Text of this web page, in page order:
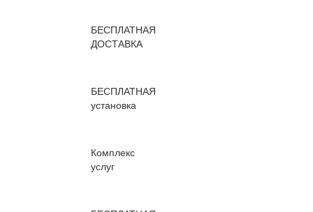
БЕСПЛАТНАЯ
ДОСТАВКА
БЕСПЛАТНАЯ
установка
Комплекс
услуг